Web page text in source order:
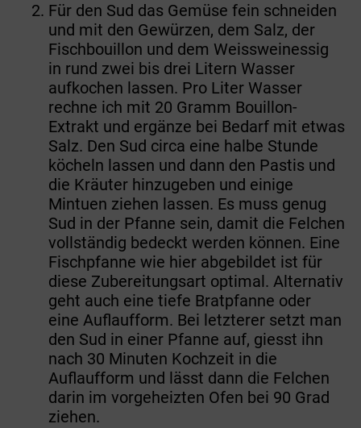
Für den Sud das Gemüse fein schneiden
und mit den Gewürzen, dem Salz, der
Fischbouillon und dem Weissweinessig
in rund zwei bis drei Litern Wasser
aufkochen lassen. Pro Liter Wasser
rechne ich mit 20 Gramm Bouillon-
Extrakt und ergänze bei Bedarf mit etwas
Salz. Den Sud circa eine halbe Stunde
köcheln lassen und dann den Pastis und
die Kräuter hinzugeben und einige
Mintuen ziehen lassen. Es muss genug
Sud in der Pfanne sein, damit die Felchen
vollständig bedeckt werden können. Eine
Fischpfanne wie hier abgebildet ist für
diese Zubereitungsart optimal. Alternativ
geht auch eine tiefe Bratpfanne oder
eine Auflaufform. Bei letzterer setzt man
den Sud in einer Pfanne auf, giesst ihn
nach 30 Minuten Kochzeit in die
Auflaufform und lässt dann die Felchen
darin im vorgeheizten Ofen bei 90 Grad
ziehen.